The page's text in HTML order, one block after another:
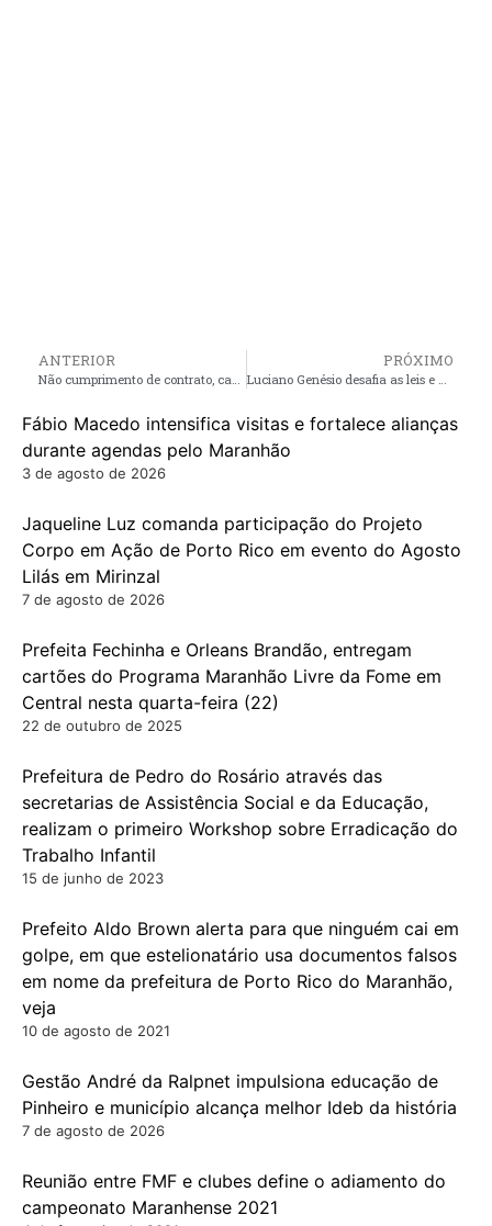
ANTERIOR
Não cumprimento de contrato, causa transtornos aos morados do loteamento Zunga Araújo no bairro João Castelo
PRÓXIMO
Luciano Genésio desafia as leis e a justiça, e comete crime de conduta vedada
Fábio Macedo intensifica visitas e fortalece alianças
durante agendas pelo Maranhão
3 de agosto de 2026
Jaqueline Luz comanda participação do Projeto
Corpo em Ação de Porto Rico em evento do Agosto
Lilás em Mirinzal
7 de agosto de 2026
Prefeita Fechinha e Orleans Brandão, entregam
cartões do Programa Maranhão Livre da Fome em
Central nesta quarta-feira (22)
22 de outubro de 2025
Prefeitura de Pedro do Rosário através das
secretarias de Assistência Social e da Educação,
realizam o primeiro Workshop sobre Erradicação do
Trabalho Infantil
15 de junho de 2023
Prefeito Aldo Brown alerta para que ninguém cai em
golpe, em que estelionatário usa documentos falsos
em nome da prefeitura de Porto Rico do Maranhão,
veja
10 de agosto de 2021
Gestão André da Ralpnet impulsiona educação de
Pinheiro e município alcança melhor Ideb da história
7 de agosto de 2026
Reunião entre FMF e clubes define o adiamento do
campeonato Maranhense 2021